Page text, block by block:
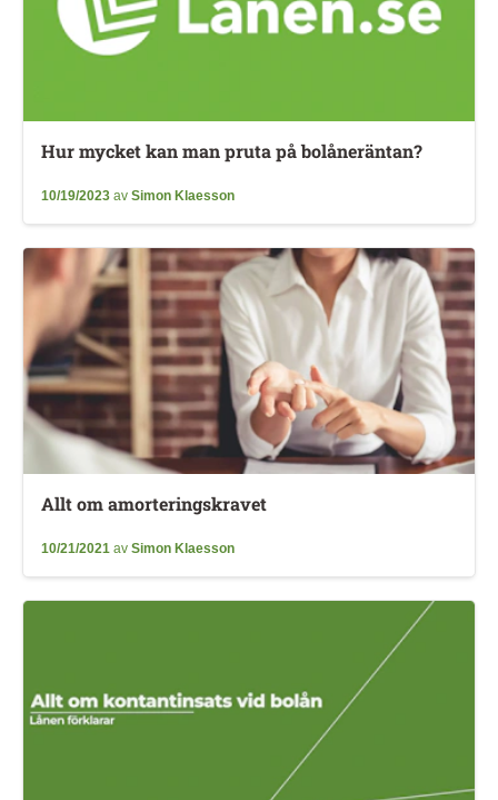
Hur mycket kan man pruta på bolåneräntan?
10/19/2023 av Simon Klaesson
Allt om amorteringskravet
10/21/2021 av Simon Klaesson